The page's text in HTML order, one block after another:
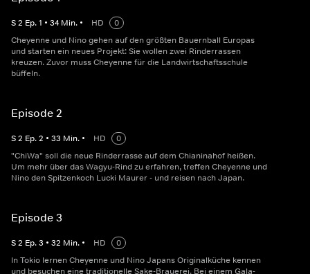
S2 Ep.1 • 34 Min. • HD
0
Cheyenne und Nino gehen auf den größten Bauernball Europas
und starten ein neues Projekt: Sie wollen zwei Rinderrassen
kreuzen. Zuvor muss Cheyenne für die Landwirtschaftsschule
büffeln.
Episode 2
S2 Ep.2 • 33 Min. • HD
0
"ChiWa" soll die neue Rinderrasse auf dem Chianinahof heißen.
Um mehr über das Wagyu-Rind zu erfahren, treffen Cheyenne und
Nino den Spitzenkoch Lucki Maurer - und reisen nach Japan.
Episode 3
S2 Ep.3 • 32 Min. • HD
0
In Tokio lernen Cheyenne und Nino Japans Originalküche kennen
und besuchen eine traditionelle Sake-Brauerei. Bei einem Gala-